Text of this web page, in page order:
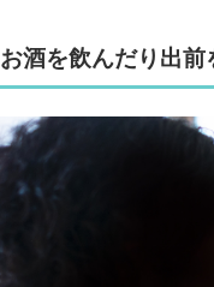
お酒を飲んだり出前